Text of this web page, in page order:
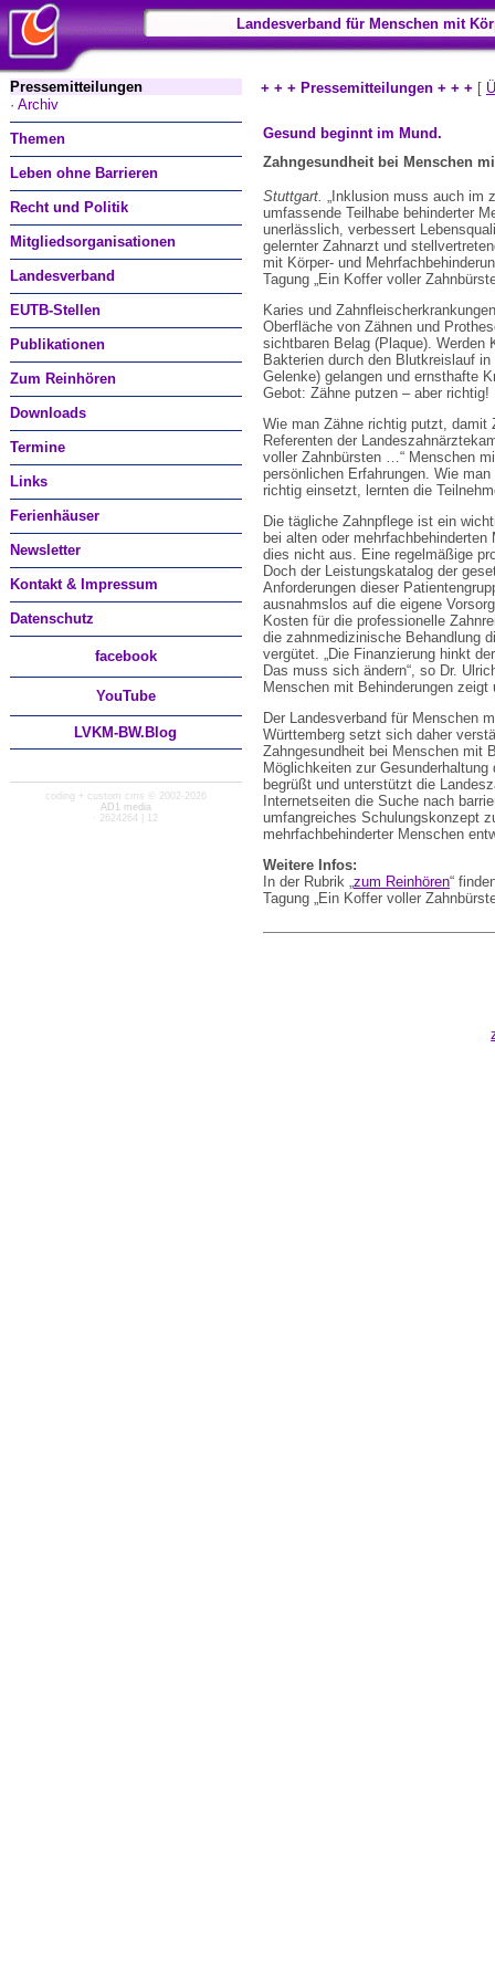
Landesverband für Menschen mit
Pressemitteilungen
· Archiv
Themen
Leben ohne Barrieren
Recht und Politik
Mitgliedsorganisationen
Landesverband
EUTB-Stellen
Publikationen
Zum Reinhören
Downloads
Termine
Links
Ferienhäuser
Newsletter
Kontakt & Impressum
Datenschutz
facebook
YouTube
LVKM-BW.Blog
coding + custom cms © 2002-2026
AD1 media
· 2624264 | 12
+ + + Pressemitteilungen + + + [
Gesund beginnt im Mund.
Zahngesundheit bei Menschen
Stuttgart. „Inklusion muss auch im
umfassende Teilhabe behinderter
unerlässlich, verbessert
gelernter Zahnarzt und
mit Körper- und
Tagung „Ein Koffer voller
Karies und
Oberfläche von Zähnen und
sichtbaren Belag (Plaque). Werden
Bakterien durch den Blutkreislauf
Gelenke) gelangen und ernsthafte
Gebot: Zähne putzen – aber richtig!
Wie man Zähne richtig putzt, damit
Referenten der
voller Zahnbürsten …“ Menschen
persönlichen Erfahrungen. Wie
richtig einsetzt, lernten die
Die tägliche Zahnpflege ist ein
bei alten oder
dies nicht aus. Eine regelmäßige
Doch der Leistungskatalog der
Anforderungen dieser
ausnahmslos auf die eigene
Kosten für die professionelle
die zahnmedizinische Behandlung
vergütet. „Die Finanzierung hinkt
Das muss sich ändern“, so Dr.
Menschen mit Behinderungen
Der Landesverband für Menschen
Württemberg setzt sich daher
Zahngesundheit bei Menschen mit
Möglichkeiten zur
begrüßt und unterstützt die
Internetseiten die Suche nach
umfangreiches Schulungskonzept
mehrfachbehinderter Menschen
Weitere Infos:
In der Rubrik „zum Reinhören“
Tagung „Ein Koffer voller